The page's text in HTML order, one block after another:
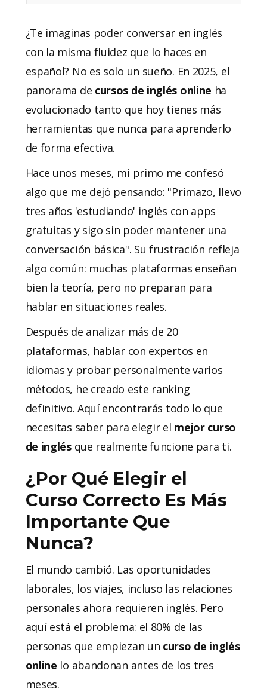
¿Te imaginas poder conversar en inglés
con la misma fluidez que lo haces en
español? No es solo un sueño. En 2025, el
panorama de cursos de inglés online ha
evolucionado tanto que hoy tienes más
herramientas que nunca para aprenderlo
de forma efectiva.
Hace unos meses, mi primo me confesó
algo que me dejó pensando: "Primazo, llevo
tres años 'estudiando' inglés con apps
gratuitas y sigo sin poder mantener una
conversación básica". Su frustración refleja
algo común: muchas plataformas enseñan
bien la teoría, pero no preparan para
hablar en situaciones reales.
Después de analizar más de 20
plataformas, hablar con expertos en
idiomas y probar personalmente varios
métodos, he creado este ranking
definitivo. Aquí encontrarás todo lo que
necesitas saber para elegir el mejor curso
de inglésque realmente funcione para ti.
¿Por Qué Elegir el
Curso Correcto Es Más
Importante Que
Nunca?
El mundo cambió. Las oportunidades
laborales, los viajes, incluso las relaciones
personales ahora requieren inglés. Pero
aquí está el problema: el 80% de las
personas que empiezan un curso de inglés
online lo abandonan antes de los tres
meses.